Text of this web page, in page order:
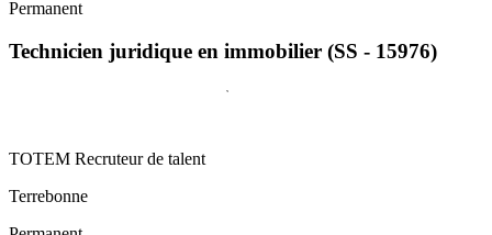
Permanent
Technicien juridique en immobilier (SS - 15976)
TOTEM Recruteur de talent
Terrebonne